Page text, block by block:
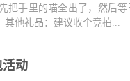
把手里的喵全出了，然后
其他礼品：建议收个竞拍...
活动